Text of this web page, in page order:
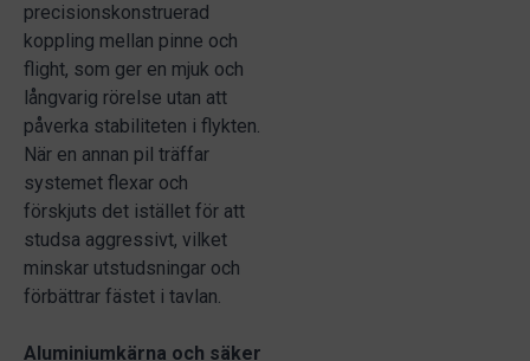
precisionskonstruerad
koppling mellan pinne och
flight, som ger en mjuk och
långvarig rörelse utan att
påverka stabiliteten i flykten.
När en annan pil träffar
systemet flexar och
förskjuts det istället för att
studsa aggressivt, vilket
minskar utstudsningar och
förbättrar fästet i tavlan.
Aluminiumkärna och säker